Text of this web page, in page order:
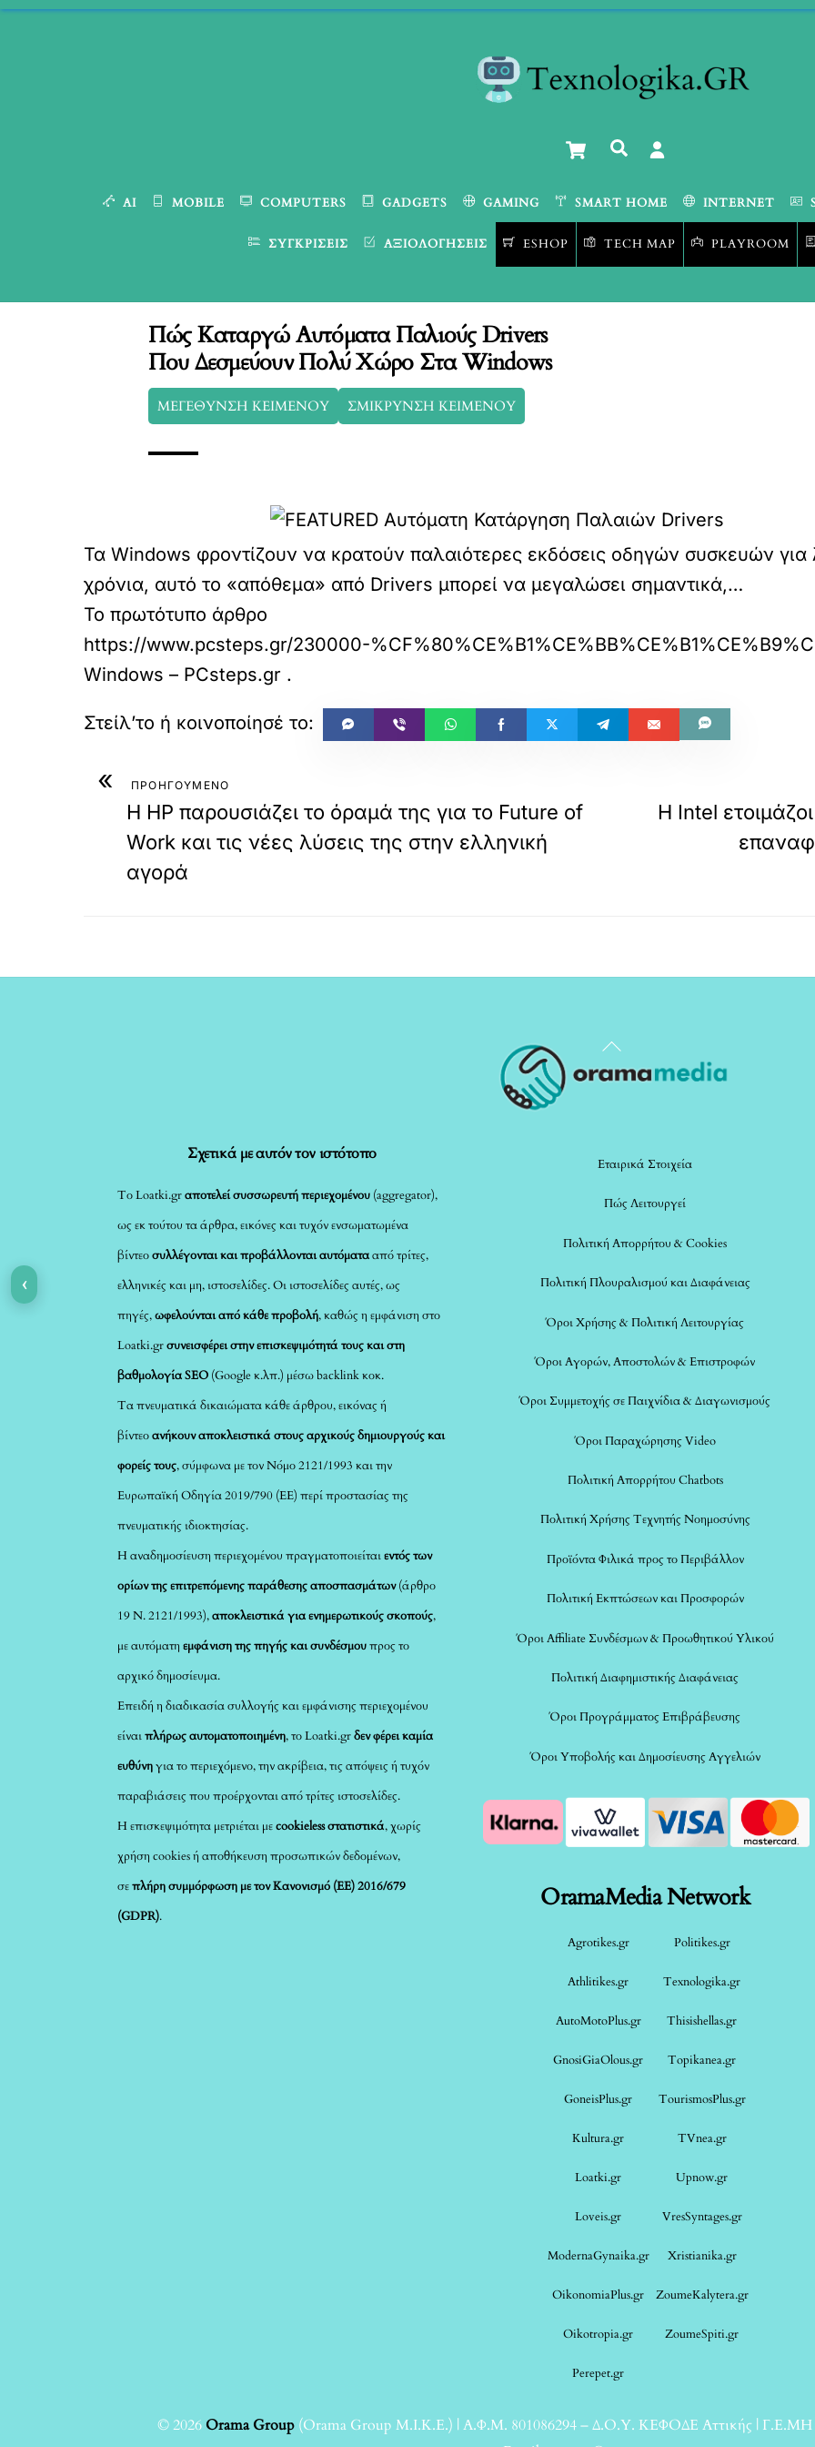
Skip
Cart Αναζήτηση
AI MOBILE COMPUTERS GADGETS GAMING SMART HOME INTERNET
ΣΥΓΚΡΊΣΕΙΣ ΑΞΙΟΛΟΓΉΣΕΙΣ ESHOP TECH MAP PLAYROOM
Πώς Καταργώ Αυτόματα Παλιούς Drivers
Που Δεσμεύουν Πολύ Χώρο Στα Windows
ΜΕΓΕΘΥΝΣΗ ΚΕΙΜΕΝΟΥ ΣΜΙΚΡΥΝΣΗ ΚΕΙΜΕΝΟΥ
Τα Windows φροντίζουν να κρατούν παλαιότερες εκδόσεις οδηγών συσκευών
χρόνια, αυτό το «απόθεμα» από Drivers μπορεί να μεγαλώσει σημαντικά,…
Το πρωτότυπο άρθρο
https://www.pcsteps.gr/230000-
Windows – PCsteps.gr .
« ΠΡΟΗΓΟΥΜΕΝΟ
Η HP παρουσιάζει το όραμά της για το Future of
Work και τις νέες λύσεις της στην ελληνική
αγορά
Η Intel
Back
To
Σχετικά με αυτόν τον ιστότοπο
Το Loatki.grαποτελεί συσσωρευτή περιεχομένου (aggregator),
ως εκ τούτου τα άρθρα, εικόνες και τυχόν ενσωματωμένα
βίντεοσυλλέγονται και προβάλλονται αυτόματααπό τρίτες,
ελληνικές και μη, ιστοσελίδες. Οι ιστοσελίδες αυτές, ως
πηγές,ωφελούνται από κάθε προβολή, καθώς η εμφάνιση στο
Loatki.grσυνεισφέρει στην επισκεψιμότητά τους και στη
βαθμολογία SEO (Google κ.λπ.) μέσω backlink κοκ.
Τα πνευματικά δικαιώματα κάθε άρθρου, εικόνας ή
βίντεοανήκουν αποκλειστικά στους αρχικούς δημιουργούς και
φορείς τους, σύμφωνα με τον Νόμο 2121/1993 και την
Ευρωπαϊκή Οδηγία 2019/790 (ΕΕ) περί προστασίας της
πνευματικής ιδιοκτησίας.
Η αναδημοσίευση περιεχομένου πραγματοποιείταιεντός των
ορίων της επιτρεπόμενης παράθεσης αποσπασμάτων(άρθρο
19 Ν. 2121/1993),αποκλειστικά για ενημερωτικούς σκοπούς,
με αυτόματηεμφάνιση της πηγής και συνδέσμουπρος το
αρχικό δημοσίευμα.
Επειδή η διαδικασία συλλογής και εμφάνισης περιεχομένου
είναιπλήρως αυτοματοποιημένη, το Loatki.grδεν φέρει καμία
ευθύνηγια το περιεχόμενο, την ακρίβεια, τις απόψεις ή τυχόν
παραβιάσεις που προέρχονται από τρίτες ιστοσελίδες.
Η επισκεψιμότητα μετριέται μεcookieless στατιστικά, χωρίς
χρήση cookies ή αποθήκευση προσωπικών δεδομένων,
σεπλήρη συμμόρφωση με τον Κανονισμό (ΕΕ) 2016/679
(GDPR).
Εταιρικά Στοιχεία
Πώς Λειτουργεί
Πολιτική Απορρήτου & Cookies
Πολιτική Πλουραλισμού και Διαφάνειας
Όροι Χρήσης & Πολιτική Λειτουργίας
Όροι Αγορών, Αποστολών & Επιστροφών
Όροι Συμμετοχής σε Παιχνίδια & Διαγωνισμούς
Όροι Παραχώρησης Video
Πολιτική Απορρήτου Chatbots
Πολιτική Χρήσης Τεχνητής Νοημοσύνης
Προϊόντα Φιλικά προς το Περιβάλλον
Πολιτική Εκπτώσεων και Προσφορών
Όροι Affiliate Συνδέσμων & Προωθητικού Υλικού
Πολιτική Διαφημιστικής Διαφάνειας
Όροι Προγράμματος Επιβράβευσης
Όροι Υποβολής και Δημοσίευσης Αγγελιών
OramaMedia Network
Agrotikes.gr Politikes.gr
Athlitikes.gr Texnologika.gr
AutoMotoPlus.gr Thisishellas.gr
GnosiGiaOlous.gr Topikanea.gr
GoneisPlus.gr TourismosPlus.gr
Kultura.gr TVnea.gr
Loatki.gr Upnow.gr
Loveis.gr VresSyntages.gr
ModernaGynaika.gr Xristianika.gr
OikonomiaPlus.gr ZoumeKalytera.gr
Oikotropia.gr ZoumeSpiti.gr
Perepet.gr
© 2026Orama Group (Orama Group Μ.Ι.Κ.Ε.) | Α.Φ.Μ. 801086294 – Δ.Ο.Υ. ΚΕΦΟΔΕ Αττικής | Γ.Ε.ΜΗ
‹